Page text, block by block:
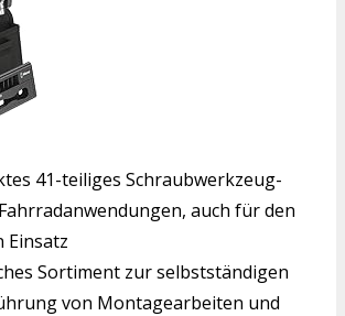
41-teiliges Schraubwerkzeug-
auch für den
Einsatz
Sortiment zur selbstständigen
von Montagearbeiten und